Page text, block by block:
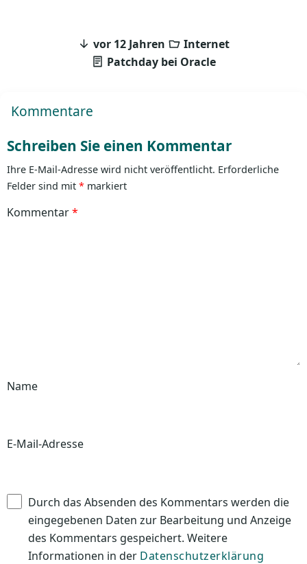
vor 12 Jahren
Internet
Patchday bei Oracle
Kommentare
Schreiben Sie einen Kommentar
Ihre E-Mail-Adresse wird nicht veröffentlicht. Erforderliche
Felder sind mit * markiert
Kommentar*
Name
E-Mail-Adresse
Durch das Absenden des Kommentars werden die
eingegebenen Daten zur Bearbeitung und Anzeige
des Kommentars gespeichert. Weitere
Informationen in der Datenschutzerklärung